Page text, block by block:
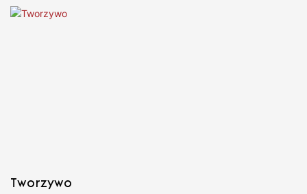
Tworzywo